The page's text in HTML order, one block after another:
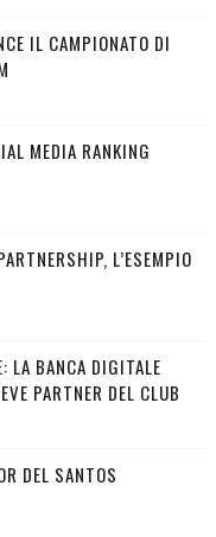
IL CAMPIONATO DI
MEDIA RANKING
L’ESEMPIO
LA BANCA DIGITALE
PARTNER DEL CLUB
DEL SANTOS